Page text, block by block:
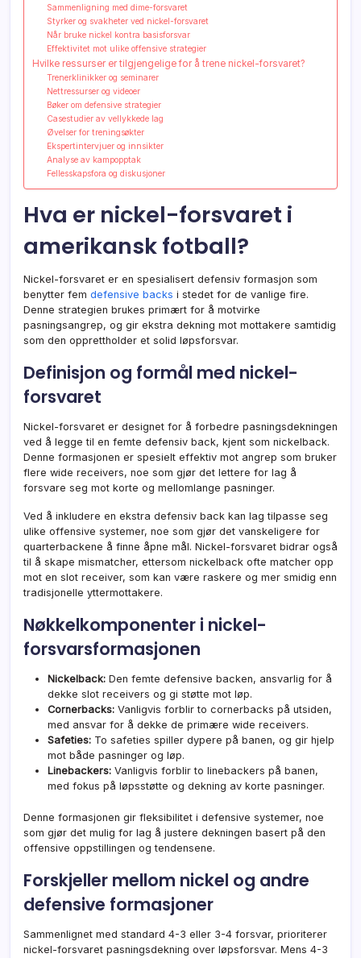
Sammenligning med dime-forsvaret
Styrker og svakheter ved nickel-forsvaret
Når bruke nickel kontra basisforsvar
Effektivitet mot ulike offensive strategier
Hvilke ressurser er tilgjengelige for å trene nickel-forsvaret?
Trenerklinikker og seminarer
Nettressurser og videoer
Bøker om defensive strategier
Casestudier av vellykkede lag
Øvelser for treningsøkter
Ekspertintervjuer og innsikter
Analyse av kampopptak
Fellesskapsfora og diskusjoner
Hva er nickel-forsvaret i
amerikansk fotball?
Nickel-forsvaret er en spesialisert defensiv formasjon som
benytter fem defensive backs i stedet for de vanlige fire.
Denne strategien brukes primært for å motvirke
pasningsangrep, og gir ekstra dekning mot mottakere samtidig
som den opprettholder et solid løpsforsvar.
Definisjon og formål med nickel-
forsvaret
Nickel-forsvaret er designet for å forbedre pasningsdekningen
ved å legge til en femte defensiv back, kjent som nickelback.
Denne formasjonen er spesielt effektiv mot angrep som bruker
flere wide receivers, noe som gjør det lettere for lag å
forsvare seg mot korte og mellomlange pasninger.
Ved å inkludere en ekstra defensiv back kan lag tilpasse seg
ulike offensive systemer, noe som gjør det vanskeligere for
quarterbackene å finne åpne mål. Nickel-forsvaret bidrar også
til å skape mismatcher, ettersom nickelback ofte matcher opp
mot en slot receiver, som kan være raskere og mer smidig enn
tradisjonelle yttermottakere.
Nøkkelkomponenter i nickel-
forsvarsformasjonen
Nickelback: Den femte defensive backen, ansvarlig for å
dekke slot receivers og gi støtte mot løp.
Cornerbacks: Vanligvis forblir to cornerbacks på utsiden,
med ansvar for å dekke de primære wide receivers.
Safeties: To safeties spiller dypere på banen, og gir hjelp
mot både pasninger og løp.
Linebackers: Vanligvis forblir to linebackers på banen,
med fokus på løpsstøtte og dekning av korte pasninger.
Denne formasjonen gir fleksibilitet i defensive systemer, noe
som gjør det mulig for lag å justere dekningen basert på den
offensive oppstillingen og tendensene.
Forskjeller mellom nickel og andre
defensive formasjoner
Sammenlignet med standard 4-3 eller 3-4 forsvar, prioriterer
nickel-forsvaret pasningsdekning over løpsforsvar. Mens 4-3